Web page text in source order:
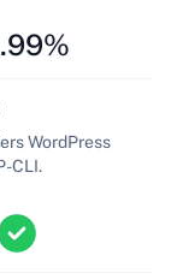
WordPress
CLI.